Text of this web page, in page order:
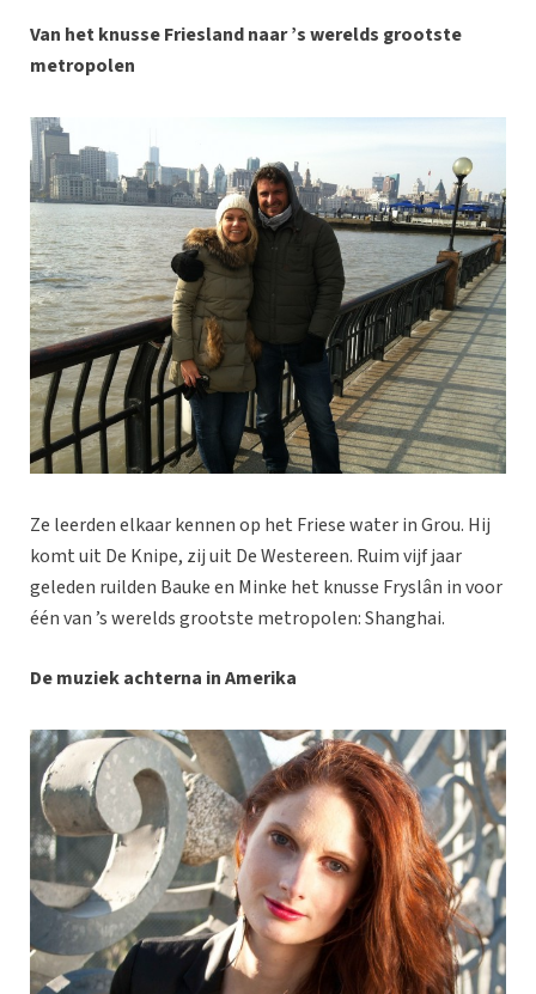
Van het knusse Friesland naar ’s werelds grootste
metropolen
Ze leerden elkaar kennen op het Friese water in Grou. Hij
komt uit De Knipe, zij uit De Westereen. Ruim vijf jaar
geleden ruilden Bauke en Minke het knusse Fryslân in voor
één van ’s werelds grootste metropolen: Shanghai.
De muziek achterna in Amerika